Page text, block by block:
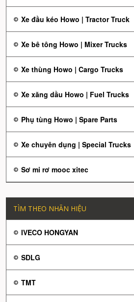
Xe đầu kéo Howo | Tractor Truck
Xe bê tông Howo | Mixer Trucks
Xe thùng Howo | Cargo Trucks
Xe xăng dầu Howo | Fuel Trucks
Phụ tùng Howo | Spare Parts
Xe chuyên dụng | Special Trucks
Sơ mi rơ mooc xitec
TÌM THEO NHÃN HIỆU
IVECO HONGYAN
SDLG
TMT